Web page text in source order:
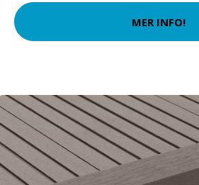
MER INFO!